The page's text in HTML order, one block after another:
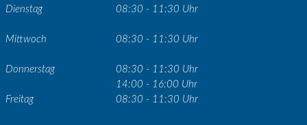
Dienstag
08:30 - 11:30 Uhr
Mittwoch 08:30 - 11:30 Uhr
Donnerstag
08:30 - 11:30 Uhr
14:00 - 16:00 Uhr
Freitag
08:30 - 11:30 Uhr